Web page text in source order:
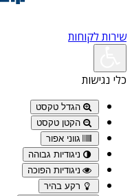
שירות לקוחות
כלי נגישות
הגדל טקסט
הקטן טקסט
גווני אפור
ניגודיות גבוהה
ניגודיות הפוכה
רקע בהיר